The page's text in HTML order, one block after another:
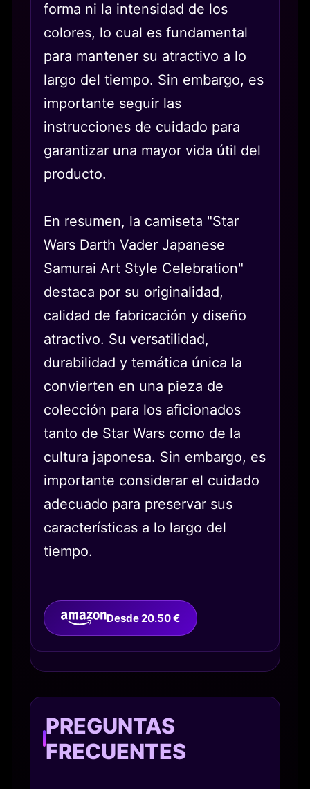
forma ni la intensidad de los
colores, lo cual es fundamental
para mantener su atractivo a lo
largo del tiempo. Sin embargo, es
importante seguir las
instrucciones de cuidado para
garantizar una mayor vida útil del
producto.
En resumen, la camiseta "Star
Wars Darth Vader Japanese
Samurai Art Style Celebration"
destaca por su originalidad,
calidad de fabricación y diseño
atractivo. Su versatilidad,
durabilidad y temática única la
convierten en una pieza de
colección para los aficionados
tanto de Star Wars como de la
cultura japonesa. Sin embargo, es
importante considerar el cuidado
adecuado para preservar sus
características a lo largo del
tiempo.
Desde 20.50 €
PREGUNTAS
FRECUENTES